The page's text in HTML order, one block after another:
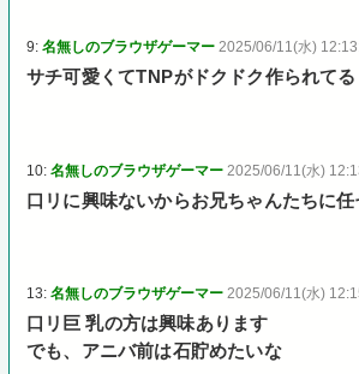
9:名無しのブラウザゲーマー 2025/06/11(水)
サチ可愛くてTNPがドクドク作られてる
10:名無しのブラウザゲーマー 2025/06/11(水)
口リに興味ないからお兄ちゃんたちに任
13:名無しのブラウザゲーマー 2025/06/11(水)
口リ巨 乳の方は興味あります
でも、アニバ前は石貯めたいな